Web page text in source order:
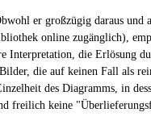
er großzügig daraus
online zugänglich),
die Erlösung
die auf keinen Fall als
des Diagramms, in
freilich keine